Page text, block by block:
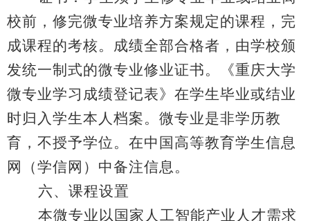
校前，修完微专业培养方案规定的课程，完
成课程的考核。成绩全部合格者，由学校颁
发统一制式的微专业修业证书。《重庆大学
微专业学习成绩登记表》在学生毕业或结业
时归入学生本人档案。微专业是非学历教
育，不授予学位。在中国高等教育学生信息
网（学信网）中备注信息。
六、课程设置
本微专业以国家人工智能产业人才需求